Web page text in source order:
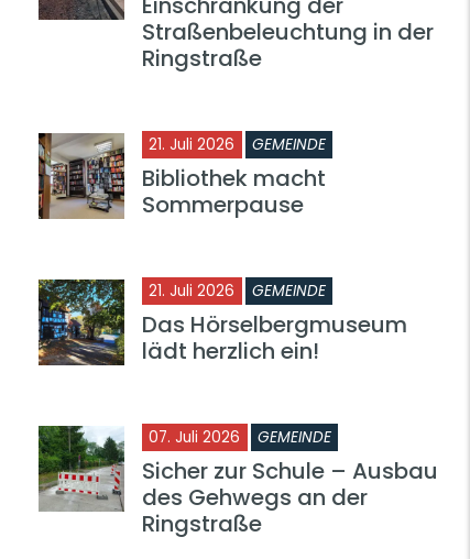
Straßenbeleuchtung in der
Ringstraße
21. Juli 2026 GEMEINDE
Bibliothek macht
Sommerpause
21. Juli 2026 GEMEINDE
Das Hörselbergmuseum
lädt herzlich ein!
07. Juli 2026 GEMEINDE
Sicher zur Schule – Ausbau
des Gehwegs an der
Ringstraße